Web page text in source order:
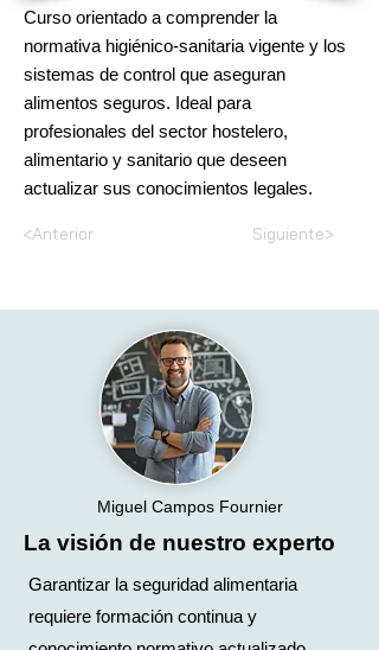
Curso orientado a comprender la
normativa higiénico-sanitaria vigente y los
sistemas de control que aseguran
alimentos seguros. Ideal para
profesionales del sector hostelero,
alimentario y sanitario que deseen
actualizar sus conocimientos legales.
<Anterior Siguiente>
Miguel Campos Fournier
La visión de nuestro experto
Garantizar la seguridad alimentaria
requiere formación continua y